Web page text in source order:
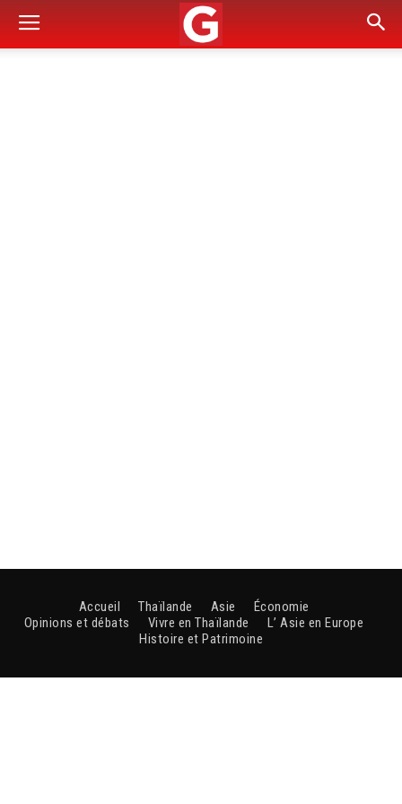
Accueil Thaïlande Asie
Économie
Opinions et débats
Vivre en Thaïlande
L’ Asie en Europe
Histoire et Patrimoine